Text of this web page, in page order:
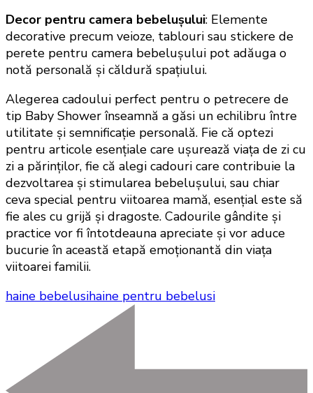
Decor pentru camera bebelușului: Elemente
decorative precum veioze, tablouri sau stickere de
perete pentru camera bebelușului pot adăuga o
notă personală și căldură spațiului.
Alegerea cadoului perfect pentru o petrecere de
tip Baby Shower înseamnă a găsi un echilibru între
utilitate și semnificație personală. Fie că optezi
pentru articole esențiale care ușurează viața de zi cu
zi a părinților, fie că alegi cadouri care contribuie la
dezvoltarea și stimularea bebelușului, sau chiar
ceva special pentru viitoarea mamă, esențial este să
fie ales cu grijă și dragoste. Cadourile gândite și
practice vor fi întotdeauna apreciate și vor aduce
bucurie în această etapă emoționantă din viața
viitoarei familii.
haine bebelusihaine pentru bebelusi